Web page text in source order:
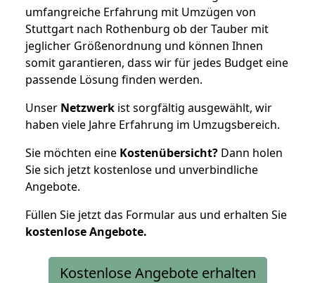
umfangreiche Erfahrung mit Umzügen von
Stuttgart nach Rothenburg ob der Tauber mit
jeglicher Größenordnung und können Ihnen
somit garantieren, dass wir für jedes Budget eine
passende Lösung finden werden.
Unser Netzwerk ist sorgfältig ausgewählt, wir
haben viele Jahre Erfahrung im Umzugsbereich.
Sie möchten eine Kostenübersicht? Dann holen
Sie sich jetzt kostenlose und unverbindliche
Angebote.
Füllen Sie jetzt das Formular aus und erhalten Sie
kostenloseAngebote.
Kostenlose Angebote erhalten